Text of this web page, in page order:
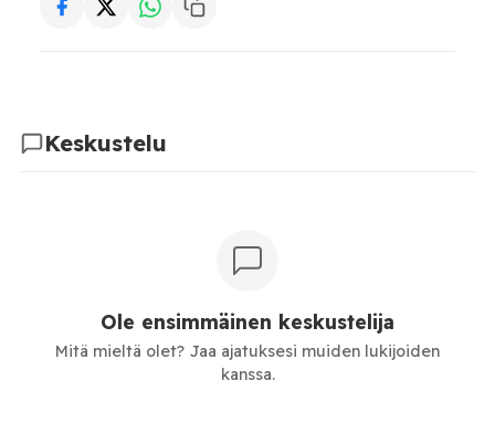
Keskustelu
Ole ensimmäinen keskustelija
Mitä mieltä olet? Jaa ajatuksesi muiden lukijoiden
kanssa.